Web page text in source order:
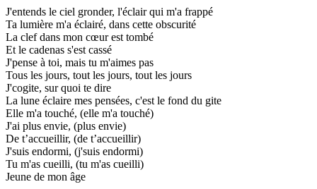
J'entends le ciel gronder, l'éclair qui m'a frappé
Ta lumière m'a éclairé, dans cette obscurité
La clef dans mon cœur est tombé
Et le cadenas s'est cassé
J'pense à toi, mais tu m'aimes pas
Tous les jours, tout les jours, tout les jours
J'cogite, sur quoi te dire
La lune éclaire mes pensées, c'est le fond du gite
Elle m'a touché, (elle m'a touché)
J'ai plus envie, (plus envie)
De t’accueillir, (de t’accueillir)
J'suis endormi, (j'suis endormi)
Tu m'as cueilli, (tu m'as cueilli)
Jeune de mon âge